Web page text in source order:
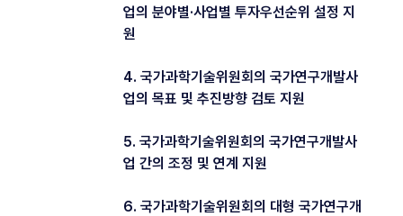
업의 분야별·사업별 투자우선순위 설정 지
원
4. 국가과학기술위원회의 국가연구개발사
업의 목표 및 추진방향 검토 지원
5. 국가과학기술위원회의 국가연구개발사
업 간의 조정 및 연계 지원
6. 국가과학기술위원회의 대형 국가연구개